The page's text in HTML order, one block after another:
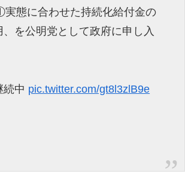
態に合わせた持続化給付金の
を公明党として政府に申し入
中 pic.twitter.com/gt8l3zlB9e